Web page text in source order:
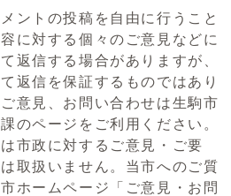
ントの投稿を自由に行うこと
に対する個々のご意見などに
返信する場合がありますが、
返信を保証するものではあり
意見、お問い合わせは生駒市
のページをご利用ください。
市政に対するご意見・ご要
取扱いません。当市へのご質
ホームページ「ご意見・お問